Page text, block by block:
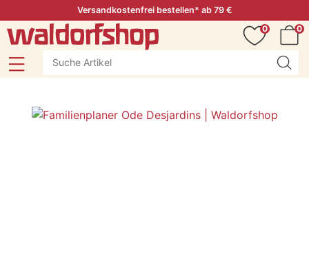
Versandkostenfrei bestellen* ab 79 €
0
0